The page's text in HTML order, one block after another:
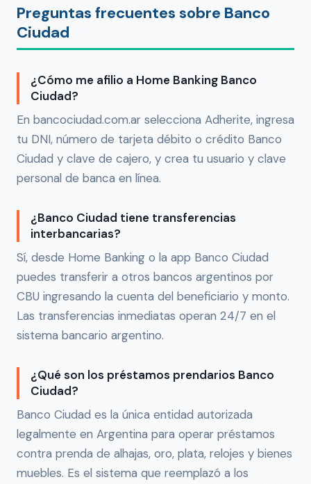
Preguntas frecuentes sobre Banco
Ciudad
¿Cómo me afilio a Home Banking Banco
Ciudad?
En bancociudad.com.ar selecciona Adherite, ingresa
tu DNI, número de tarjeta débito o crédito Banco
Ciudad y clave de cajero, y crea tu usuario y clave
personal de banca en línea.
¿Banco Ciudad tiene transferencias
interbancarias?
Sí, desde Home Banking o la app Banco Ciudad
puedes transferir a otros bancos argentinos por
CBU ingresando la cuenta del beneficiario y monto.
Las transferencias inmediatas operan 24/7 en el
sistema bancario argentino.
¿Qué son los préstamos prendarios Banco
Ciudad?
Banco Ciudad es la única entidad autorizada
legalmente en Argentina para operar préstamos
contra prenda de alhajas, oro, plata, relojes y bienes
muebles. Es el sistema que reemplazó a los